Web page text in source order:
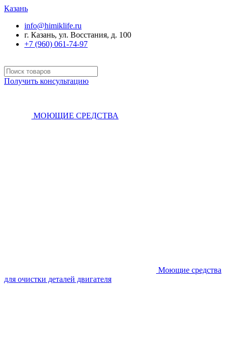
Казань
info@himiklife.ru
г. Казань, ул. Восстания, д. 100
+7 (960) 061-74-97
Получить консультацию
МОЮЩИЕ СРЕДСТВА
Моющие средства
для очистки деталей двигателя